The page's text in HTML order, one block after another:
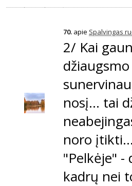
70. apie Spalvingas
2/ Kai
nosį... tai
noro
"Pelkėje" -
kadrų nei